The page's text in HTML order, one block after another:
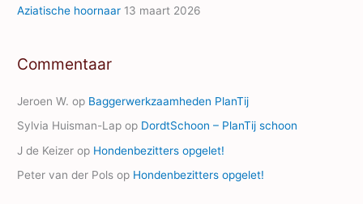
Aziatische hoornaar 13 maart 2026
Commentaar
Jeroen W. op Baggerwerkzaamheden PlanTij
Sylvia Huisman-Lap op DordtSchoon – PlanTij schoon
J de Keizer op Hondenbezitters opgelet!
Peter van der Pols op Hondenbezitters opgelet!